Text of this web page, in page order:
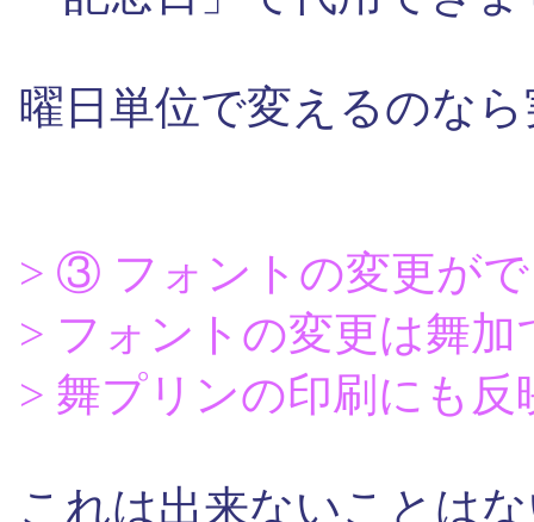
曜日単位で変えるのな
> ③ フォントの変更が
> フォントの変更は舞
> 舞プリンの印刷にも
これは出来ないことは